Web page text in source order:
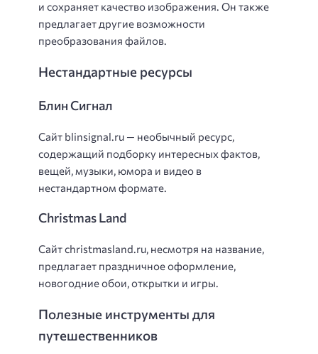
и сохраняет качество изображения. Он также
предлагает другие возможности
преобразования файлов.
Нестандартные ресурсы
Блин Сигнал
Сайт blinsignal.ru — необычный ресурс,
содержащий подборку интересных фактов,
вещей, музыки, юмора и видео в
нестандартном формате.
Christmas Land
Сайт christmasland.ru, несмотря на название,
предлагает праздничное оформление,
новогодние обои, открытки и игры.
Полезные инструменты для
путешественников